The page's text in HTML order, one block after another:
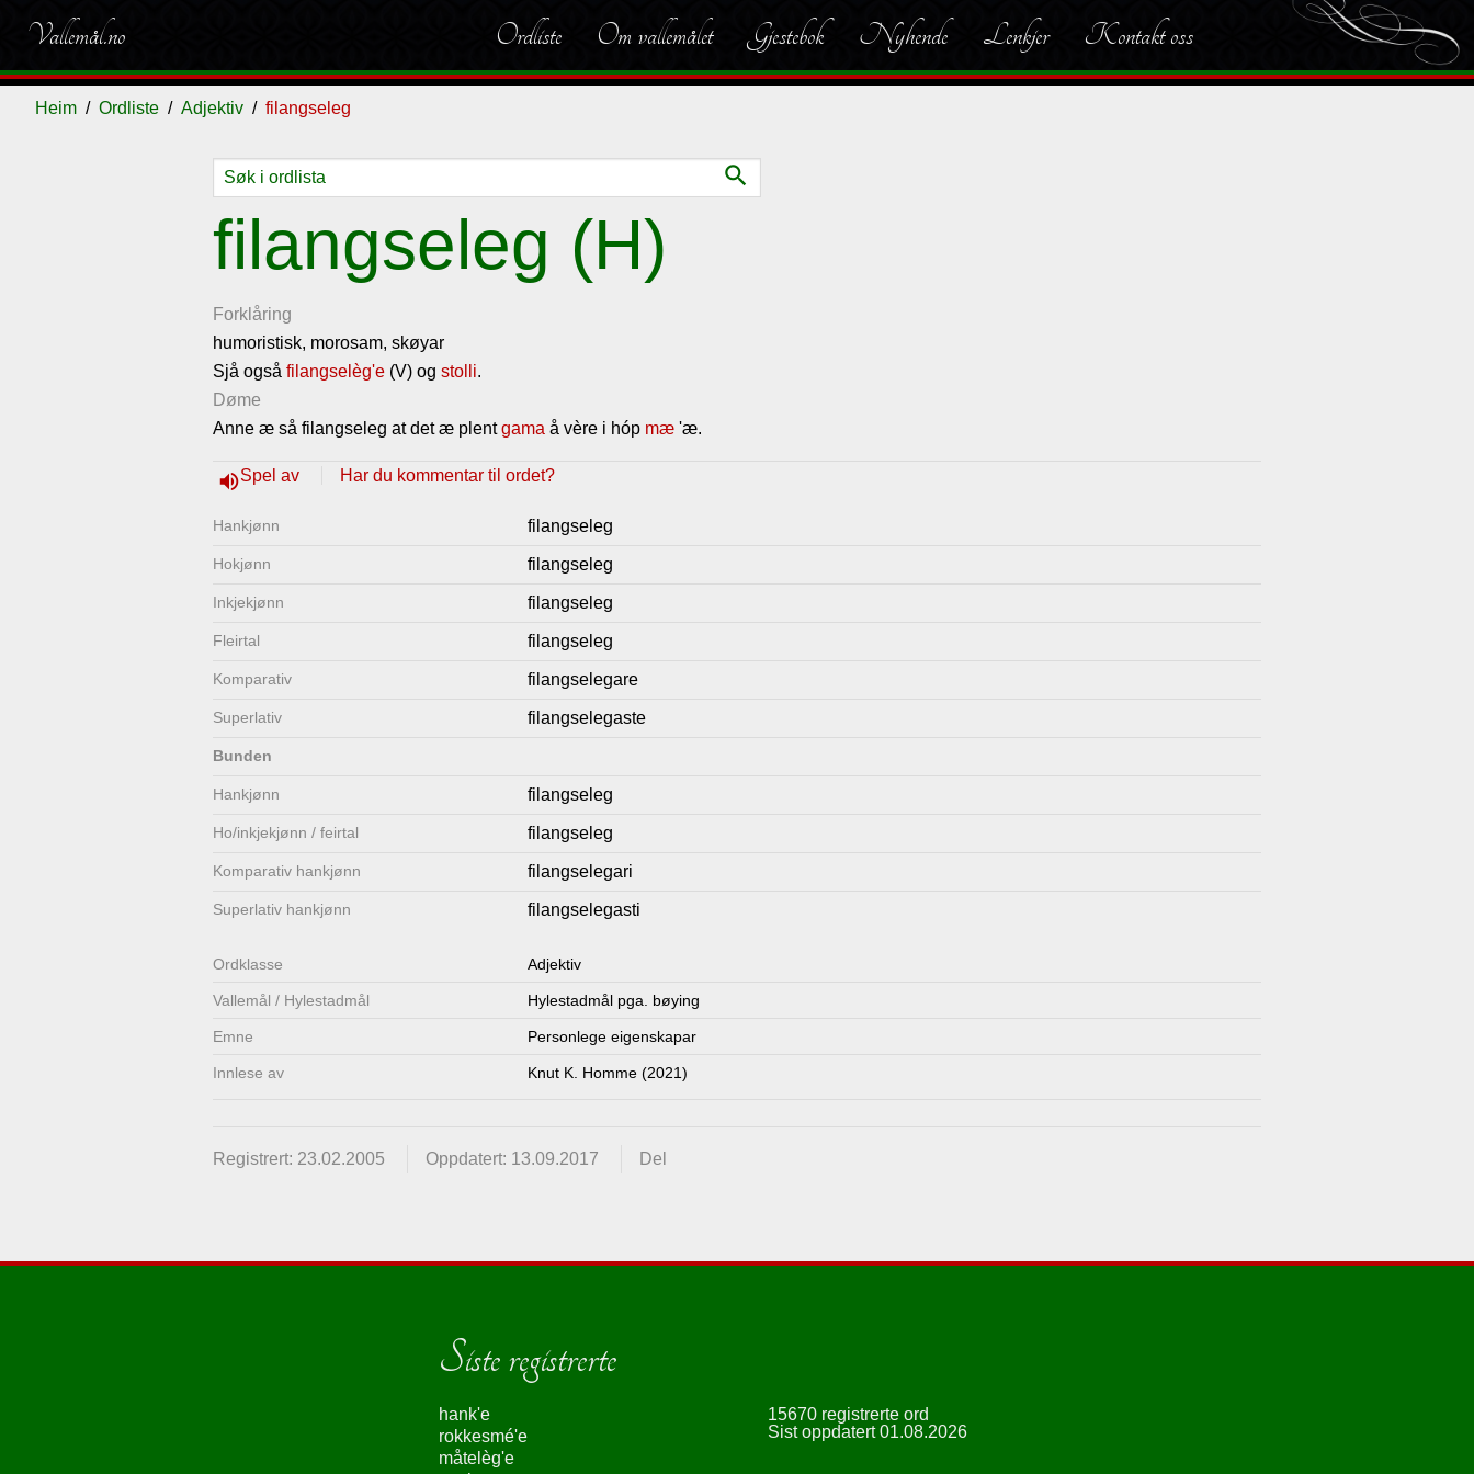
Vallemål.no Ordliste Om vallemålet Gjestebok Nyhende Lenkjer Kontakt oss
Heim Ordliste Adjektiv filangseleg
search
filangseleg (H)
Forklåring
humoristisk, morosam, skøyar
Sjå også filangselèg'e (V) og stolli.
Døme
Anne æ så filangseleg at det æ plentgama å vère i hóp mæ 'æ.
volume_upSpel av Har du kommentar til ordet?
Hankjønn filangseleg
Hokjønn filangseleg
Inkjekjønn filangseleg
Fleirtal filangseleg
Komparativ filangselegare
Superlativ filangselegaste
Bunden
Hankjønn filangseleg
Ho/inkjekjønn / feirtal filangseleg
Komparativ hankjønn filangselegari
Superlativ hankjønn filangselegasti
Ordklasse Adjektiv
Vallemål / Hylestadmål Hylestadmål pga. bøying
Emne Personlege eigenskapar
Innlese av Knut K. Homme (2021)
Registrert: 23.02.2005 Oppdatert: 13.09.2017 Del
Siste registrerte
hank'e
rokkesmé'e
måtelèg'e
15670 registrerte ord
Sist oppdatert 01.08.2026